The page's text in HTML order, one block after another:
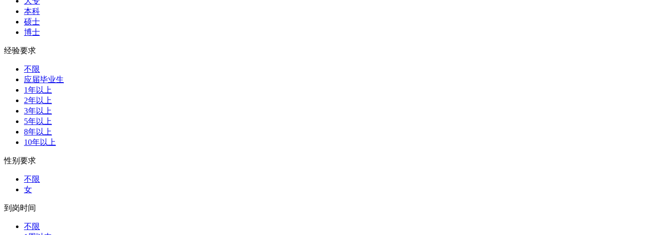
本科
硕士
博士
经验要求
不限
应届毕业生
1年以上
2年以上
3年以上
5年以上
8年以上
10年以上
性别要求
不限
女
到岗时间
不限